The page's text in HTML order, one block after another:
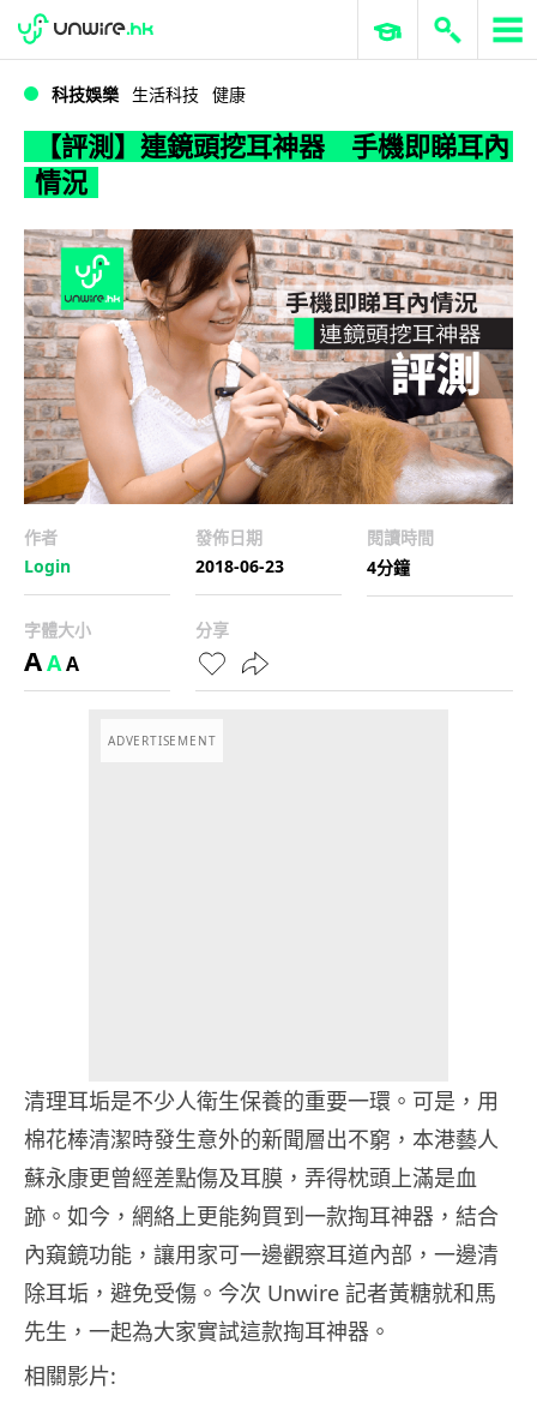
【評測】連鏡頭挖耳神器 手機即睇耳內情況
WWDC 2026 ERP 與商業 AI
科技娛樂 生活科技 健康
【評測】連鏡頭挖耳神器 手機即睇耳內
情況
作者
Login
發佈日期
2018-06-23
閱讀時間
4分鐘
字體大小
AAA
分享
ADVERTISEMENT
清理耳垢是不少人衛生保養的重要一環。可是，用
棉花棒清潔時發生意外的新聞層出不窮，本港藝人
蘇永康更曾經差點傷及耳膜，弄得枕頭上滿是血
跡。如今，網絡上更能夠買到一款掏耳神器，結合
內窺鏡功能，讓用家可一邊觀察耳道內部，一邊清
除耳垢，避免受傷。今次 Unwire 記者黃糖就和馬
先生，一起為大家實試這款掏耳神器。
相關影片: